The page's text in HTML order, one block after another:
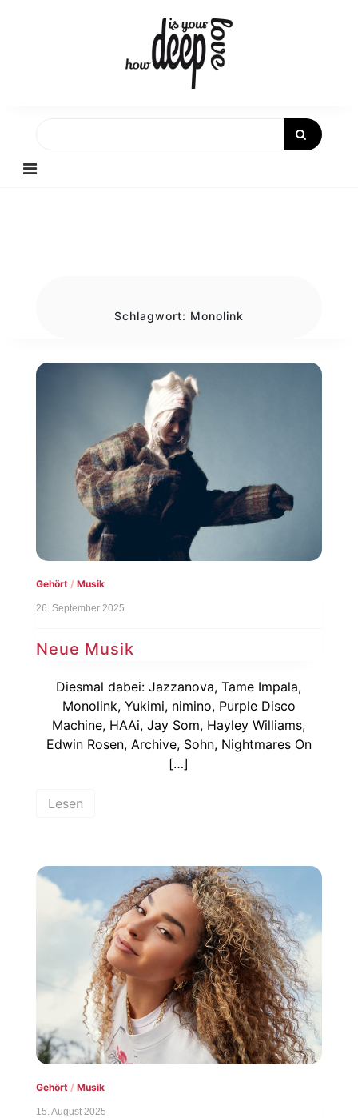
Schlagwort: Monolink
Gehört/ Musik
26. September 2025
Neue Musik
Diesmal dabei: Jazzanova, Tame Impala,
Monolink, Yukimi, nimino, Purple Disco
Machine, HAAi, Jay Som, Hayley Williams,
Edwin Rosen, Archive, Sohn, Nightmares On
[…]
Lesen
Gehört/ Musik
15. August 2025